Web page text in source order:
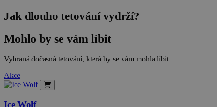
Jak dlouho tetování vydrží?
Mohlo by se vám líbit
Vybraná dočasná tetování, která by se vám mohla líbit.
Akce
Ice Wolf